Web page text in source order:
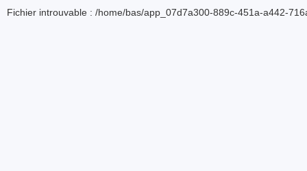
Fichier introuvable : /home/bas/app_07d7a300-889c-451a-a442-